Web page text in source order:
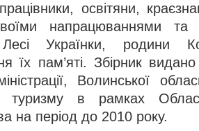
працівники, освітяни,
напрацюваннями та
Лесі Українки, родини
їх пам’яті. Збірник
Волинської
туризму в рамках
на період до 2010 року.